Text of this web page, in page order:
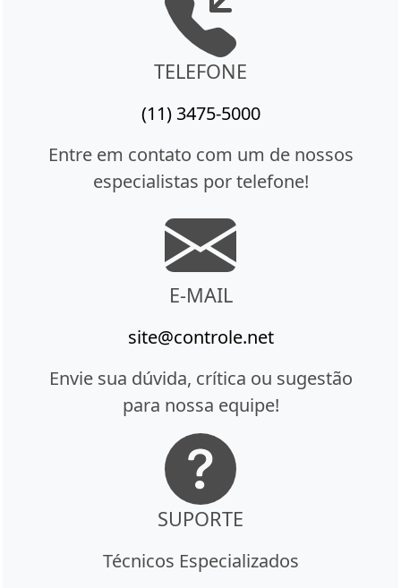
TELEFONE
(11) 3475-5000
Entre em contato com um de nossos
especialistas por telefone!
E-MAIL
site@controle.net
Envie sua dúvida, crítica ou sugestão
para nossa equipe!
SUPORTE
Técnicos Especializados